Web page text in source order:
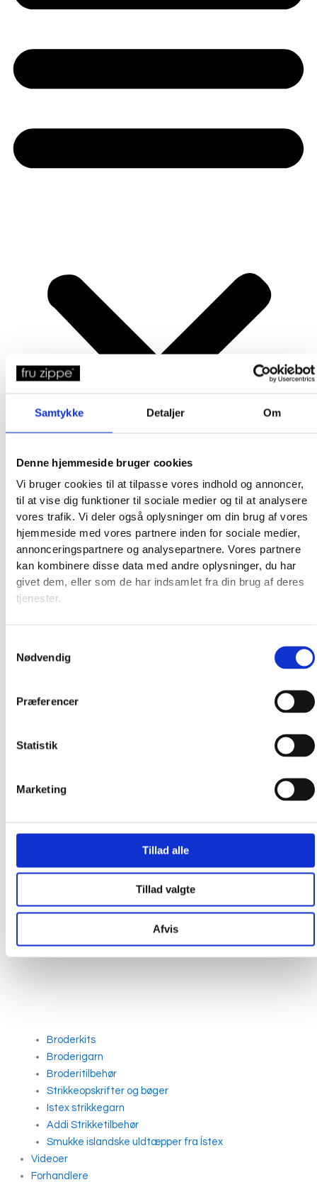
Samtykke Detaljer Om
Denne hjemmeside bruger cookies
Vi bruger cookies til at tilpasse vores indhold og annoncer,
til at vise dig funktioner til sociale medier og til at analysere
vores trafik. Vi deler også oplysninger om din brug af vores
hjemmeside med vores partnere inden for sociale medier,
annonceringspartnere og analysepartnere. Vores partnere
kan kombinere disse data med andre oplysninger, du har
givet dem, eller som de har indsamlet fra din brug af deres
tjenester.
Nødvendig
Præferencer
Statistik
Marketing
Tillad alle
Tillad valgte
Afvis
Produkter
Broderkits
Broderigarn
Broderitilbehør
Strikkeopskrifter og bøger
Istex strikkegarn
Addi Strikketilbehør
Smukke islandske uldtæpper fra Ístex
Videoer
Forhandlere